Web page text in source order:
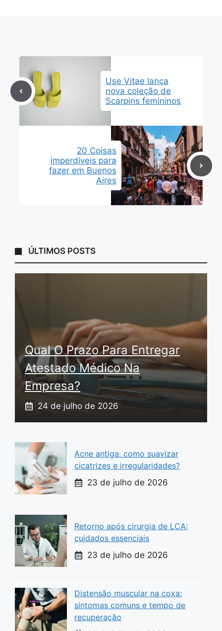
Use Vitae lança
nova coleção de
Scarpins femininos
20 Coisas
imperdíveis para
fazer em Buenos
Aires
ÚLTIMOS POSTS
Qual O Prazo Para Entregar
Atestado Médico Na
Empresa?
24 de julho de 2026
Acne antiga: como suavizar
cicatrizes e irregularidades?
23 de julho de 2026
Retorno após cirurgia de LCA:
cuidados essenciais
23 de julho de 2026
Distensão muscular na coxa:
sintomas comuns e tempo de
recuperação